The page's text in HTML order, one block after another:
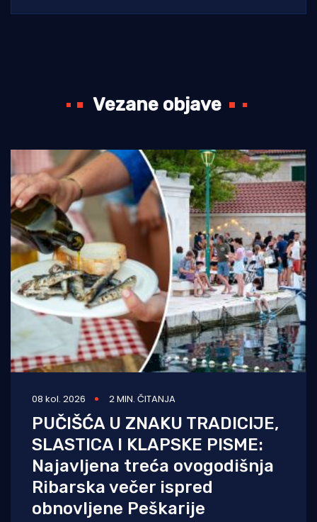
Vezane objave
08 kol. 2026 2 MIN. ČITANJA
PUČIŠĆA U ZNAKU TRADICIJE,
SLASTICA I KLAPSKE PISME:
Najavljena treća ovogodišnja
Ribarska večer ispred
obnovljene Peškarije